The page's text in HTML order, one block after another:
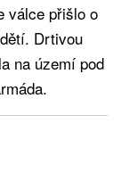
válce přišlo o
Drtivou
na území pod